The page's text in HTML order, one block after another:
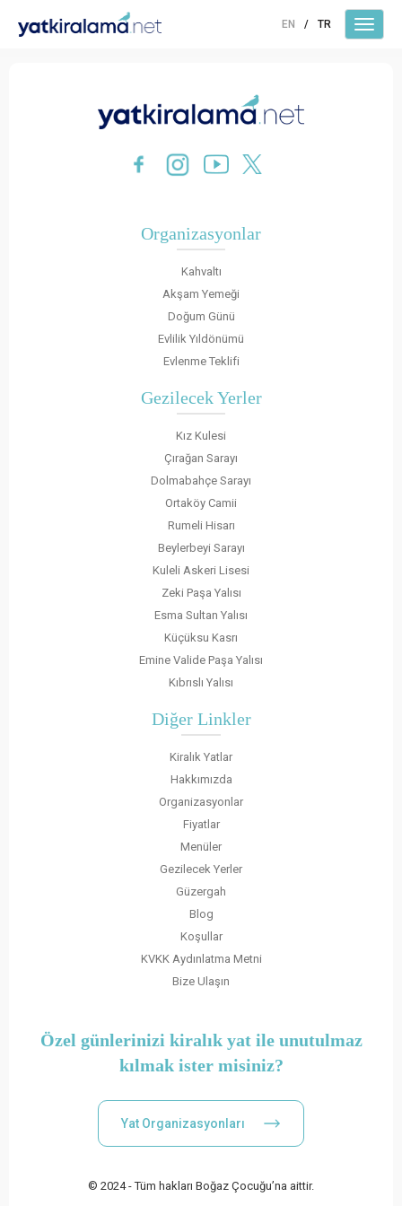
EN / TR
Organizasyonlar
Kahvaltı
Akşam Yemeği
Doğum Günü
Evlilik Yıldönümü
Evlenme Teklifi
Gezilecek Yerler
Kız Kulesi
Çırağan Sarayı
Dolmabahçe Sarayı
Ortaköy Camii
Rumeli Hisarı
Beylerbeyi Sarayı
Kuleli Askeri Lisesi
Zeki Paşa Yalısı
Esma Sultan Yalısı
Küçüksu Kasrı
Emine Valide Paşa Yalısı
Kıbrıslı Yalısı
Diğer Linkler
Kiralık Yatlar
Hakkımızda
Organizasyonlar
Fiyatlar
Menüler
Gezilecek Yerler
Güzergah
Blog
Koşullar
KVKK Aydınlatma Metni
Bize Ulaşın
Özel günlerinizi kiralık yat ile unutulmaz
kılmak ister misiniz?
Yat Organizasyonları
© 2024 - Tüm hakları Boğaz Çocuğu’na aittir.